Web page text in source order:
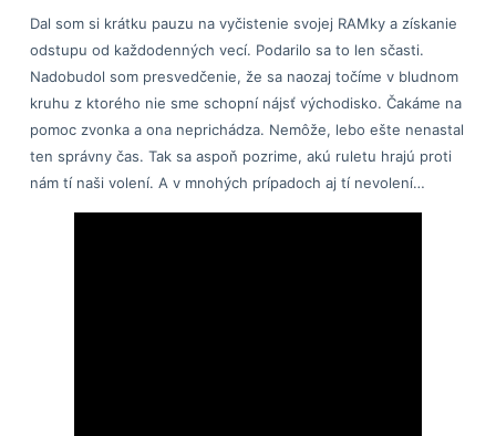
Dal som si krátku pauzu na vyčistenie svojej RAMky a získanie
odstupu od každodenných vecí. Podarilo sa to len sčasti.
Nadobudol som presvedčenie, že sa naozaj točíme v bludnom
kruhu z ktorého nie sme schopní nájsť východisko. Čakáme na
pomoc zvonka a ona neprichádza. Nemôže, lebo ešte nenastal
ten správny čas. Tak sa aspoň pozrime, akú ruletu hrajú proti
nám tí naši volení. A v mnohých prípadoch aj tí nevolení…